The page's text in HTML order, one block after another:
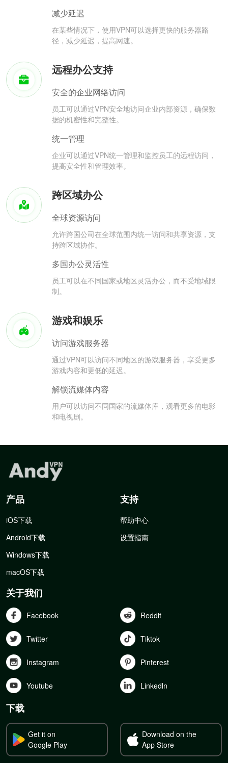
减少延迟
在某些情况下，使用VPN可以选择更快的服务器路
径，减少延迟，提高网速。
远程办公支持
安全的企业网络访问
员工可以通过VPN安全地访问企业内部资源，确保数
据的机密性和完整性。
统一管理
企业可以通过VPN统一管理和监控员工的远程访问，
提高安全性和管理效率。
跨区域办公
全球资源访问
允许跨国公司在全球范围内统一访问和共享资源，支
持跨区域协作。
多国办公灵活性
员工可以在不同国家或地区灵活办公，而不受地域限
制。
游戏和娱乐
访问游戏服务器
通过VPN可以访问不同地区的游戏服务器，享受更多
游戏内容和更低的延迟。
解锁流媒体内容
用户可以访问不同国家的流媒体库，观看更多的电影
和电视剧。
产品
iOS下载
Android下载
Windows下载
macOS下载
支持
帮助中心
设置指南
关于我们
Facebook Reddit
Twitter Tiktok
Instagram Pinterest
Youtube Linkedln
下载
Get it on
Google Play
Download on the
App Store